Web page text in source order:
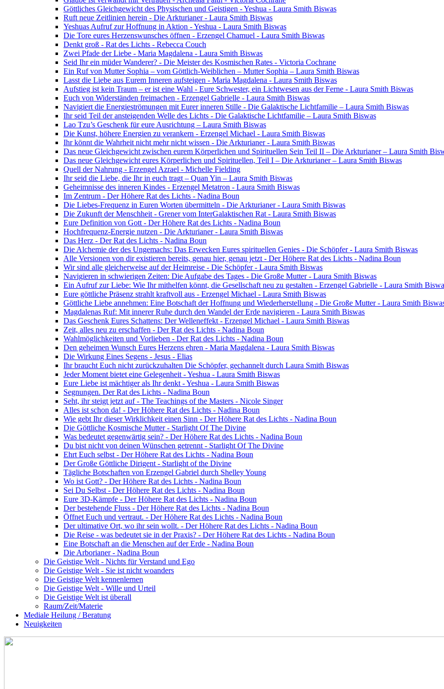
Göttliches Gleichgewicht des Physischen und Geistigen - Yeshua - Laura Smith Biswas
Ruft neue Zeitlinien herein - Die Arkturianer - Laura Smith Biswas
Yeshuas Aufruf zur Hoffnung in Aktion - Yeshua - Laura Smith Biswas
Die Tore eures Herzenswunsches öffnen - Erzengel Chamuel - Laura Smith Biswas
Denkt groß - Rat des Lichts - Rebecca Couch
Zwei Pfade der Liebe - Maria Magdalena - Laura Smith Biswas
Seid Ihr ein müder Wanderer? - Die Meister des Kosmischen Rates - Victoria Cochrane
Ein Ruf von Mutter Sophia – vom Göttlich-Weiblichen – Mutter Sophia – Laura Smith Biswas
Lasst die Liebe aus Eurem Inneren aufsteigen - Maria Magdalena - Laura Smith Biswas
Aufstieg ist kein Traum – er ist eine Wahl - Eure Schwester, ein Lichtwesen aus der Ferne - Laura Smith Biswas
Euch von Widerständen freimachen - Erzengel Gabrielle - Laura Smith Biswas
Navigiert die Energieströmungen mit Eurer inneren Stille - Die Galaktische Lichtfamilie – Laura Smith Biswas
Ihr seid Teil der ansteigenden Welle des Lichts - Die Galaktische Lichtfamilie – Laura Smith Biswas
Lao Tzu’s Geschenk für eure Ausrichtung – Laura Smith Biswas
Die Kunst, höhere Energien zu verankern - Erzengel Michael - Laura Smith Biswas
Ihr könnt die Wahrheit nicht mehr nicht wissen - Die Arkturianer - Laura Smith Biswas
Das neue Gleichgewicht zwischen eurem Körperlichen und Spirituellen Sein Teil II – Die Arkturianer – Laura Smith
Das neue Gleichgewicht eures Körperlichen und Spirituellen, Teil I – Die Arkturianer – Laura Smith Biswas
Quell der Nahrung - Erzengel Azrael - Michelle Fielding
Ihr seid die Liebe, die Ihr in euch tragt – Quan Yin – Laura Smith Biswas
Geheimnisse des inneren Kindes - Erzengel Metatron - Laura Smith Biswas
Im Zentrum - Der Höhere Rat des Lichts - Nadina Boun
Die Liebes-Frequenz in Euren Worten übermitteln - Die Arkturianer - Laura Smith Biswas
Die Zukunft der Menschheit - Grener vom InterGalaktischen Rat - Laura Smith Biswas
Eure Definition von Gott - Der Höhere Rat des Lichts - Nadina Boun
Hochfrequenz-Energie nutzen - Die Arkturianer - Laura Smith Biswas
Das Herz - Der Rat des Lichts - Nadina Boun
Die Alchemie der des Ungemachs: Das Erwecken Eures spirituellen Genies - Die Schöpfer - Laura Smith Biswas
Alle Versionen von dir existieren bereits, genau hier, genau jetzt - Der Höhere Rat des Lichts - Nadina Boun
Wir sind alle gleicherweise auf der Heimreise - Die Schöpfer - Laura Smith Biswas
Navigieren in schwierigen Zeiten: Die Aufgabe des Tages - Die Große Mutter - Laura Smith Biswas
Ein Aufruf zur Liebe: Wie Ihr mithelfen könnt, die Gesellschaft neu zu gestalten - Erzengel Gabrielle - Laura Smith
Eure göttliche Präsenz strahlt kraftvoll aus - Erzengel Michael - Laura Smith Biswas
Göttliche Liebe annehmen: Eine Botschaft der Hoffnung und Wiederherstellung - Die Große Mutter - Laura Smith
Magdalenas Ruf: Mit innerer Ruhe durch den Wandel der Erde navigieren - Laura Smith Biswas
Das Geschenk Eures Schattens: Der Welleneffekt - Erzengel Michael - Laura Smith Biswas
Zeit, alles neu zu erschaffen - Der Rat des Lichts - Nadina Boun
Wahlmöglichkeiten und Vorlieben - Der Rat des Lichts - Nadina Boun
Den geheimen Wunsch Eures Herzens ehren - Maria Magdalena - Laura Smith Biswas
Die Wirkung Eines Segens - Jesus - Elias
Ihr braucht Euch nicht zurückzuhalten Die Schöpfer, gechannelt durch Laura Smith Biswas
Jeder Moment bietet eine Gelegenheit - Yeshua - Laura Smith Biswas
Eure Liebe ist mächtiger als Ihr denkt - Yeshua - Laura Smith Biswas
Segnungen. Der Rat des Lichts - Nadina Boun
Seht, ihr steigt jetzt auf - The Teachings of the Masters - Nicole Singer
Alles ist schon da! - Der Höhere Rat des Lichts - Nadina Boun
Wie gebt Ihr dieser Wirklichkeit einen Sinn - Der Höhere Rat des Lichts - Nadina Boun
Die Göttliche Kosmische Mutter - Starlight Of The Divine
Was bedeutet gegenwärtig sein? - Der Höhere Rat des Lichts - Nadina Boun
Du bist nicht von deinen Wünschen getrennt - Starlight Of The Divine
Ehrt Euch selbst - Der Höhere Rat des Lichts - Nadina Boun
Der Große Göttliche Dirigent - Starlight of the Divine
Tägliche Botschaften von Erzengel Gabriel durch Shelley Young
Wo ist Gott? - Der Höhere Rat des Lichts - Nadina Boun
Sei Du Selbst - Der Höhere Rat des Lichts - Nadina Boun
Eure 3D-Kämpfe - Der Höhere Rat des Lichts - Nadina Boun
Der bestehende Fluss - Der Höhere Rat des Lichts - Nadina Boun
Öffnet Euch und vertraut. - Der Höhere Rat des Lichts - Nadina Boun
Der ultimative Ort, wo ihr sein wollt. - Der Höhere Rat des Lichts - Nadina Boun
Die Reise - was bedeutet sie in der Praxis? - Der Höhere Rat des Lichts - Nadina Boun
Eine Botschaft an die Menschen auf der Erde - Nadina Boun
Die Arborianer - Nadina Boun
Die Geistige Welt - Nichts für Verstand und Ego
Die Geistige Welt - Sie ist nicht woanders
Die Geistige Welt kennenlernen
Die Geistige Welt - Wille und Urteil
Die Geistige Welt ist überall
Raum/Zeit/Materie
Mediale Heilung / Beratung
Neuigkeiten